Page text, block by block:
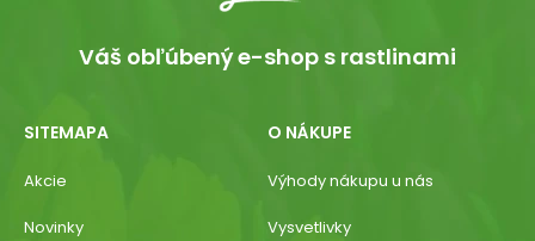
Váš obľúbený e-shop s rastlinami
SITEMAPA
Akcie
Novinky
O NÁKUPE
Výhody nákupu u nás
Vysvetlivky